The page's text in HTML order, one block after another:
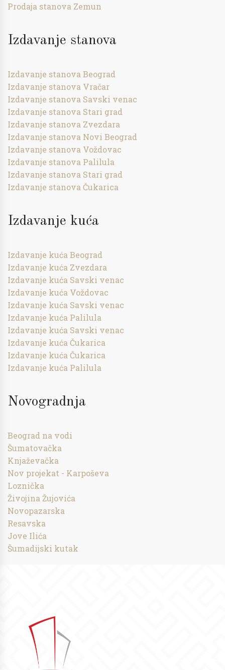
Prodaja stanova Zemun
Izdavanje stanova
Izdavanje stanova Beograd
Izdavanje stanova Vračar
Izdavanje stanova Savski venac
Izdavanje stanova Stari grad
Izdavanje stanova Zvezdara
Izdavanje stanova Novi Beograd
Izdavanje stanova Voždovac
Izdavanje stanova Palilula
Izdavanje stanova Stari grad
Izdavanje stanova Čukarica
Izdavanje kuća
Izdavanje kuća Beograd
Izdavanje kuća Zvezdara
Izdavanje kuća Savski venac
Izdavanje kuća Voždovac
Izdavanje kuća Savski venac
Izdavanje kuća Palilula
Izdavanje kuća Savski venac
Izdavanje kuća Čukarica
Izdavanje kuća Čukarica
Izdavanje kuća Palilula
Novogradnja
Beograd na vodi
Šumatovačka
Knjaževačka
Nov projekat - Karpoševa
Loznička
Živojina Žujovića
Novopazarska
Resavska
Jove Ilića
Šumadijski kutak